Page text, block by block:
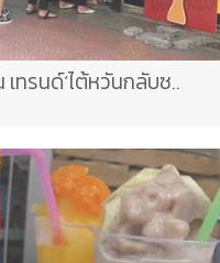
ทรนด์‘ไต้หวันกลับซ..